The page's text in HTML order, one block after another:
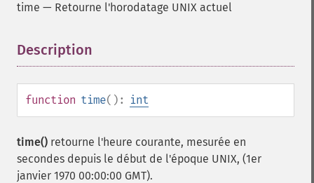
time — Retourne l'horodatage UNIX actuel
Description
function time(): int
time() retourne l'heure courante, mesurée en
secondes depuis le début de l'époque UNIX, (1er
janvier 1970 00:00:00 GMT).